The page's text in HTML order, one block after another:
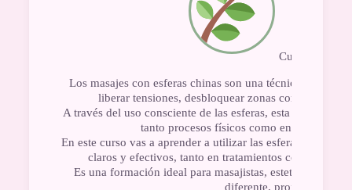
Curso Online
Los masajes con esferas chinas son una técnica
liberar tensiones, desbloquear zonas
A través del uso consciente de las esferas, esta técnica
tanto procesos físicos como energéticos,
En este curso vas a aprender a utilizar las esferas chinas
claros y efectivos, tanto en tratamientos corporales
Es una formación ideal para masajistas, esteticistas y
diferente, profunda y